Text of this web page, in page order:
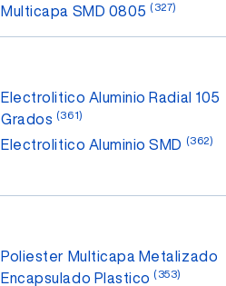
Multicapa SMD 0805 (327)
Electrolitico Aluminio Radial 105
Grados (361)
Electrolitico Aluminio SMD (362)
Poliester Multicapa Metalizado
Encapsulado Plastico (353)